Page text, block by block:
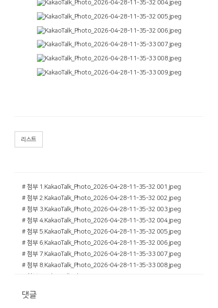
리스트
# 첨부 1.KakaoTalk_Photo_2026-04-28-11-35-32 001.jpeg
# 첨부 2.KakaoTalk_Photo_2026-04-28-11-35-32 002.jpeg
# 첨부 3.KakaoTalk_Photo_2026-04-28-11-35-32 003.jpeg
# 첨부 4.KakaoTalk_Photo_2026-04-28-11-35-32 004.jpeg
# 첨부 5.KakaoTalk_Photo_2026-04-28-11-35-32 005.jpeg
# 첨부 6.KakaoTalk_Photo_2026-04-28-11-35-32 006.jpeg
# 첨부 7.KakaoTalk_Photo_2026-04-28-11-35-33 007.jpeg
# 첨부 8.KakaoTalk_Photo_2026-04-28-11-35-33 008.jpeg
# 첨부 9.KakaoTalk_Photo_2026-04-28-11-35-33 009.jpeg
댓글